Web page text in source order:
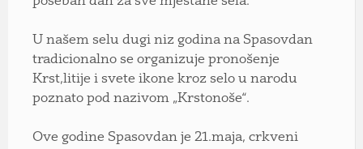
U našem selu dugi niz godina na Spasovdan
tradicionalno se organizuje pronošenje
Krst,litije i svete ikone kroz selo u narodu
poznato pod nazivom „Krstonoše“.
Ove godine Spasovdan je 21.maja, crkveni